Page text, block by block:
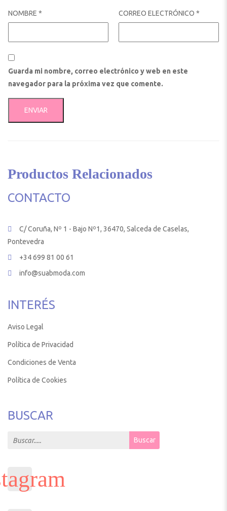
NOMBRE * CORREO ELECTRÓNICO *
Guarda mi nombre, correo electrónico y web en este
navegador para la próxima vez que comente.
Productos Relacionados
CONTACTO
C/ Coruña, Nº 1 - Bajo Nº1, 36470, Salceda de Caselas,
Pontevedra
+34 699 81 00 61
info@suabmoda.com
INTERÉS
Aviso Legal
Política de Privacidad
Condiciones de Venta
Política de Cookies
BUSCAR
Search for: Buscar